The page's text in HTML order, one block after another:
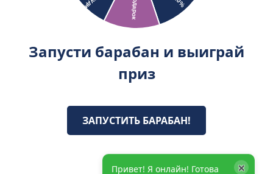
Запусти барабан и выиграй
приз
ЗАПУСТИТЬ БАРАБАН!
Привет! Я онлайн! Готова
×